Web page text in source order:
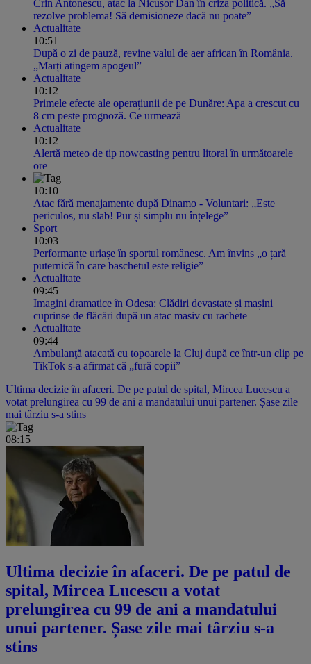
Crin Antonescu, atac la Nicușor Dan în criza politică. „Să
rezolve problema! Să demisioneze dacă nu poate”
Actualitate
10:51
După o zi de pauză, revine valul de aer african în România.
„Marți atingem apogeul”
Actualitate
10:12
Primele efecte ale operațiunii de pe Dunăre: Apa a crescut cu
8 cm peste prognoză. Ce urmează
Actualitate
10:12
Alertă meteo de tip nowcasting pentru litoral în următoarele
ore
10:10
Atac fără menajamente după Dinamo - Voluntari: „Este
periculos, nu slab! Pur și simplu nu înțelege”
Sport
10:03
Performanțe uriașe în sportul românesc. Am învins „o țară
puternică în care baschetul este religie”
Actualitate
09:45
Imagini dramatice în Odesa: Clădiri devastate și mașini
cuprinse de flăcări după un atac masiv cu rachete
Actualitate
09:44
Ambulanţă atacată cu topoarele la Cluj după ce într-un clip pe
TikTok s-a afirmat că „fură copii”
Ultima decizie în afaceri. De pe patul de spital, Mircea Lucescu a
votat prelungirea cu 99 de ani a mandatului unui partener. Șase zile
mai târziu s-a stins
08:15
Ultima decizie în afaceri. De pe patul de
spital, Mircea Lucescu a votat
prelungirea cu 99 de ani a mandatului
unui partener. Șase zile mai târziu s-a
stins